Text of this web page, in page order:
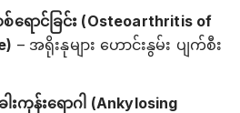
ရောင်ခြင်း (Osteoarthritis of
– အရိုးနုများ ဟောင်းနွမ်း ပျက်စီး
ကုန်းရောဂါ (Ankylosing